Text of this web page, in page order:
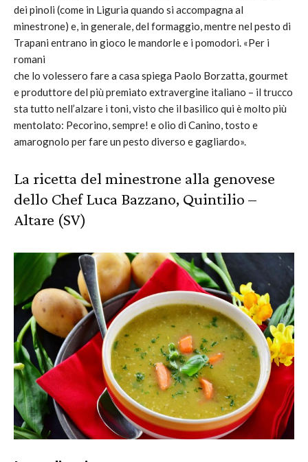
dei pinoli (come in Liguria quando si accompagna al
minestrone) e, in generale, del formaggio, mentre nel pesto di
Trapani entrano in gioco le mandorle e i pomodori. «Per i
romani
che lo volessero fare a casa spiega Paolo Borzatta, gourmet
e produttore del più premiato extravergine italiano – il trucco
sta tutto nell’alzare i toni, visto che il basilico qui è molto più
mentolato: Pecorino, sempre! e olio di Canino, tosto e
amarognolo per fare un pesto diverso e gagliardo».
La ricetta del minestrone alla genovese
dello Chef Luca Bazzano, Quintilio –
Altare (SV)